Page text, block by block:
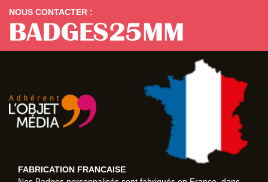
NOUS CONTACTER :
FABRICATION FRANCAISE